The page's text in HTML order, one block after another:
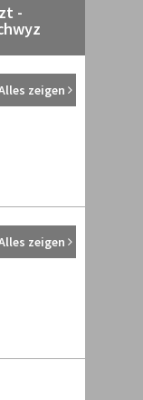
-
zeigen
zeigen